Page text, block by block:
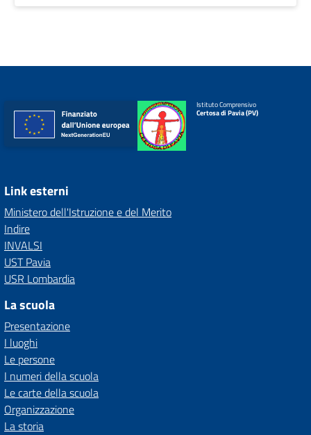
Istituto Comprensivo
Certosa di Pavia (PV)
Link esterni
Ministero dell'Istruzione e del Merito
Indire
INVALSI
UST Pavia
USR Lombardia
La scuola
Presentazione
I luoghi
Le persone
I numeri della scuola
Le carte della scuola
Organizzazione
La storia